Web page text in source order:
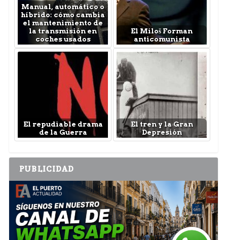
Manual, automático o
híbrido: cómo cambia
el mantenimiento de
la transmisión en
coches usados
El Miloš Forman
anticomunista
El repudiable drama
de la Guerra
El tren y la Gran
Depresión
PUBLICIDAD